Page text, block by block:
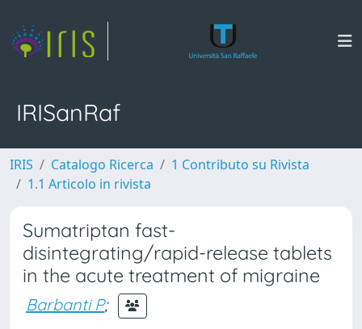
IRISanRaf
IRIS Catalogo Ricerca
1 Contributo su Rivista
1.1 Articolo in rivista
Sumatriptan fast-
disintegrating/rapid-release tablets
in the acute treatment of migraine
Barbanti P;